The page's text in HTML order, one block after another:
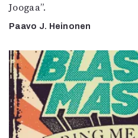
Joogaa”.
Paavo J. Heinonen